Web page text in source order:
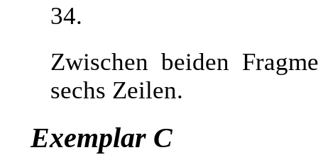
34.
Zwischen beiden
sechs Zeilen.
Exemplar C